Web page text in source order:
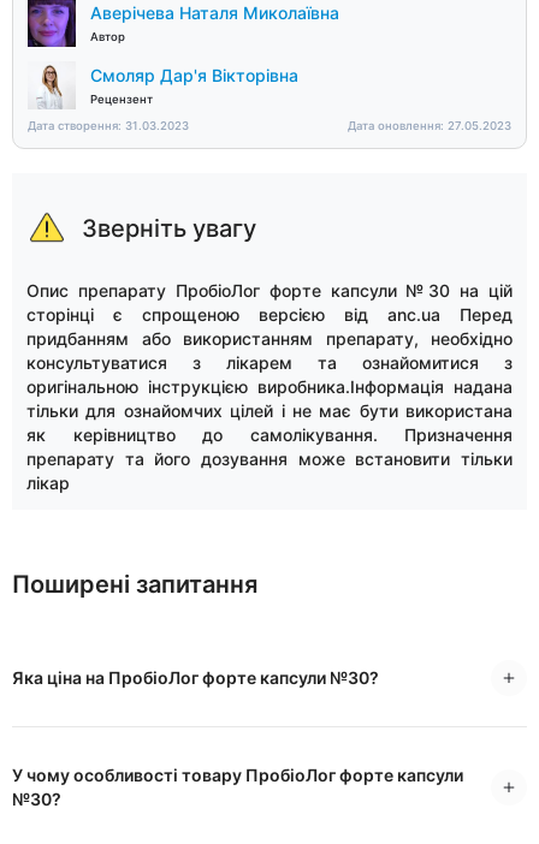
Аверічева Наталя Миколаївна
Автор
Смоляр Дар'я Вікторівна
Рецензент
Дата створення: 31.03.2023
Дата оновлення: 27.05.2023
Зверніть увагу
Опис препарату ПробіоЛог форте капсули №30 на цій
сторінці є спрощеною версією від anc.ua Перед
придбанням або використанням препарату, необхідно
консультуватися з лікарем та ознайомитися з
оригінальною інструкцією виробника.Інформація надана
тільки для ознайомчих цілей і не має бути використана
як керівництво до самолікування. Призначення
препарату та його дозування може встановити тільки
лікар
Поширені запитання
Яка ціна на ПробіоЛог форте капсули №30?
У чому особливості товару ПробіоЛог форте капсули
№30?